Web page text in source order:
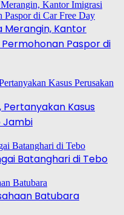
Merangin, Kantor
Paspor di
Pertanyakan Kasus
Jambi
Batanghari di Tebo
Batubara